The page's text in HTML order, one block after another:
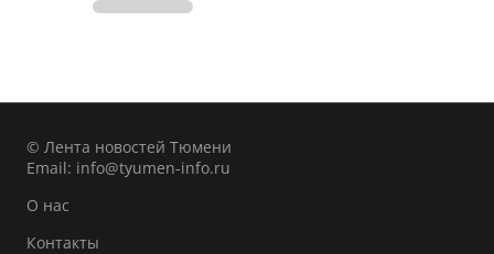
© Лента новостей Тюмени
Email: info@tyumen-info.ru
О нас
Контакты